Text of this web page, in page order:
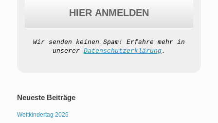
Wir senden keinen Spam! Erfahre mehr in
unserer Datenschutzerklärung.
Neueste Beiträge
Weltkindertag 2026